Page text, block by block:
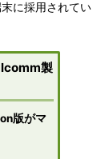
に採用されてい
製
版がマ